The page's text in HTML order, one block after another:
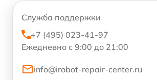
Служба поддержки
+7 (495) 023-41-97
Ежедневно с 9:00 до 21:00
info@irobot-repair-center.ru